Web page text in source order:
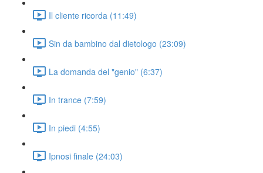
Il cliente ricorda (11:49)
Sin da bambino dal dietologo (23:09)
La domanda del "genio" (6:37)
In trance (7:59)
In piedi (4:55)
Ipnosi finale (24:03)